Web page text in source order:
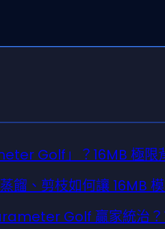
Golf」？16MB 極限
餾、剪枝如何讓 16MB
Golf 贏家統治